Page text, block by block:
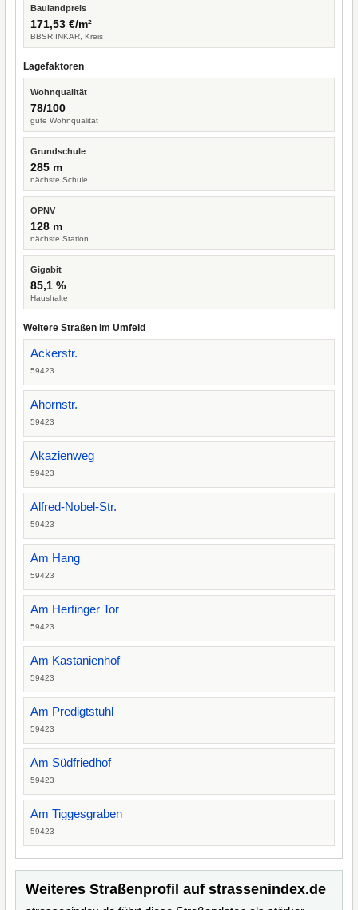
Baulandpreis
171,53 €/m²
BBSR INKAR, Kreis
Lagefaktoren
Wohnqualität
78/100
gute Wohnqualität
Grundschule
285 m
nächste Schule
ÖPNV
128 m
nächste Station
Gigabit
85,1 %
Haushalte
Weitere Straßen im Umfeld
Ackerstr.
59423
Ahornstr.
59423
Akazienweg
59423
Alfred-Nobel-Str.
59423
Am Hang
59423
Am Hertinger Tor
59423
Am Kastanienhof
59423
Am Predigtstuhl
59423
Am Südfriedhof
59423
Am Tiggesgraben
59423
Weiteres Straßenprofil auf strassenindex.de